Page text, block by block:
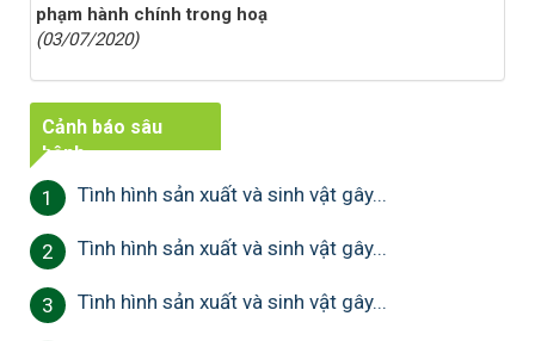
phạm hành chính trong hoạ
(03/07/2020)
Cảnh báo sâu
bệnh
1 Tình hình sản xuất và sinh vật gây...
2 Tình hình sản xuất và sinh vật gây...
3 Tình hình sản xuất và sinh vật gây...